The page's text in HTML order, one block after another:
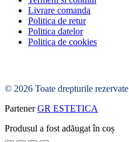
Livrare comanda
Politica de retur
Politica datelor
Politica de cookies
© 2026 Toate drepturile rezervate
PartenerGR ESTETICA
Produsul a fost adăugat în coș